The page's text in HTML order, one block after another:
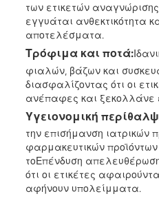
των ετικετών
εγγυάται ανθεκτικότητα
αποτελέσματα.
Τρόφιμα και ποτά:
φιαλών, βάζων και
διασφαλίζοντας ότι οι
ανέπαφες και ξεκολλάνε
Υγειονομική
την επισήμανση ιατρικών
φαρμακευτικών
τοΕπένδυση
ότι οι ετικέτες
αφήνουν υπολείμματα.